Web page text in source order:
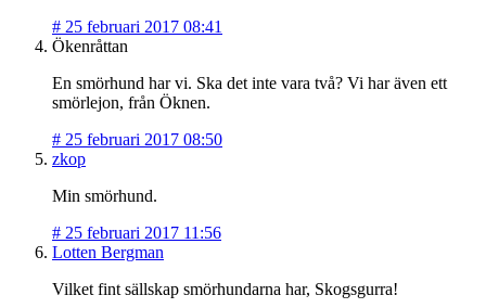
# 25 februari 2017 08:41
Ökenråttan
En smörhund har vi. Ska det inte vara två? Vi har även ett
smörlejon, från Öknen.
# 25 februari 2017 08:50
zkop
Min smörhund.
# 25 februari 2017 11:56
Lotten Bergman
Vilket fint sällskap smörhundarna har, Skogsgurra!